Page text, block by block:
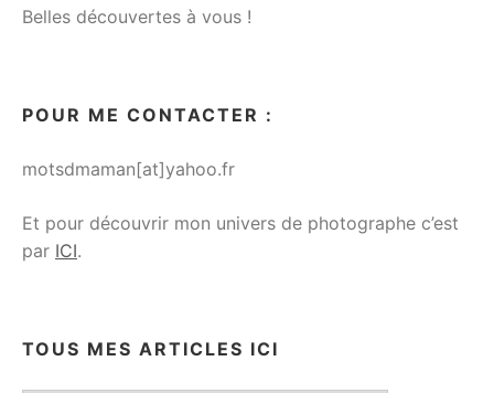
Belles découvertes à vous !
POUR ME CONTACTER :
motsdmaman[at]yahoo.fr
Et pour découvrir mon univers de photographe c’est
par ICI.
TOUS MES ARTICLES ICI